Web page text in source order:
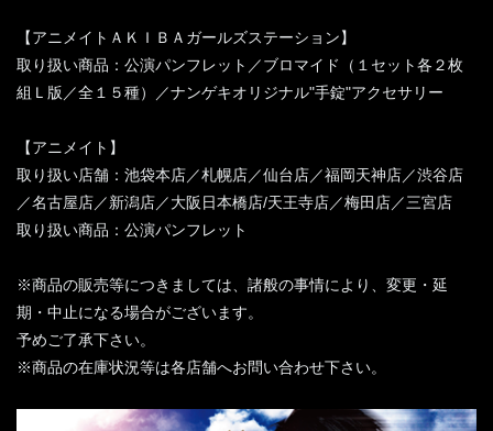
【アニメイトＡＫＩＢＡガールズステーション】
取り扱い商品：公演パンフレット／ブロマイド（１セット各２枚
組Ｌ版／全１５種）／ナンゲキオリジナル"手錠"アクセサリー
【アニメイト】
取り扱い店舗：池袋本店／札幌店／仙台店／福岡天神店／渋谷店
／名古屋店／新潟店／大阪日本橋店/天王寺店／梅田店／三宮店
取り扱い商品：公演パンフレット
※商品の販売等につきましては、諸般の事情により、変更・延
期・中止になる場合がございます。
予めご了承下さい。
※商品の在庫状況等は各店舗へお問い合わせ下さい。